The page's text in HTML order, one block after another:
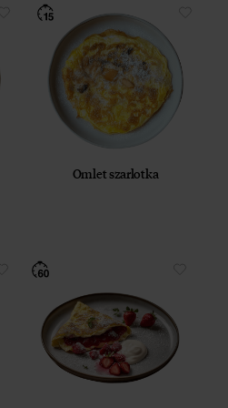
Omlet szarlotka